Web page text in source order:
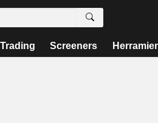
Trading Screeners